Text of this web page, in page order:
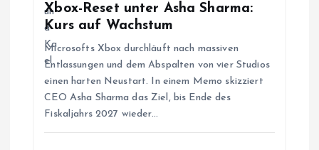
Xbox-Reset unter Asha Sharma:
Kurs auf Wachstum
Microsofts Xbox durchläuft nach massiven
Entlassungen und dem Abspalten von vier Studios
einen harten Neustart. In einem Memo skizziert
CEO Asha Sharma das Ziel, bis Ende des
Fiskaljahrs 2027 wieder…